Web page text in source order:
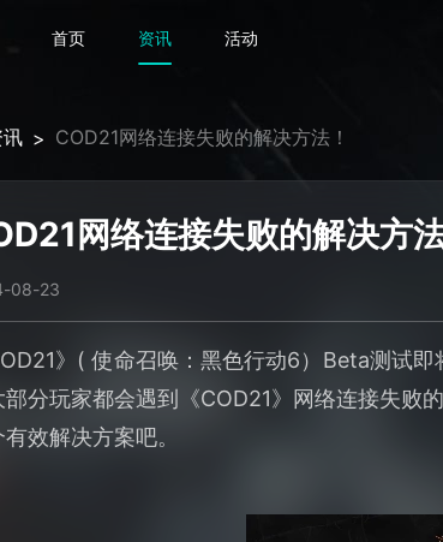
首页 资讯 活动
讯 > COD21网络连接失败的解决方法！
网络连接失败的解决方法
08-23
》( 使命召唤：黑色行动6）Beta测试
部分玩家都会遇到《COD21》网络连接失败
有效解决方案吧。